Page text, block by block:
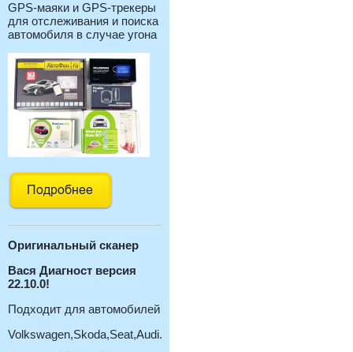
GPS-маяки и GPS-трекеры
для отслеживания и поиска
автомобиля в случае угона
Оригинальный сканер
Вася Диагност версия
22.10.0!
Подходит для автомобилей
Volkswagen,Skoda,Seat,Audi.